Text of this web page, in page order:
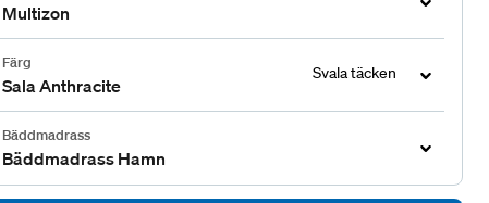
Svala täcken
Multizon
Färg
Sala Anthracite
Bäddmadrass
Bäddmadrass Hamn